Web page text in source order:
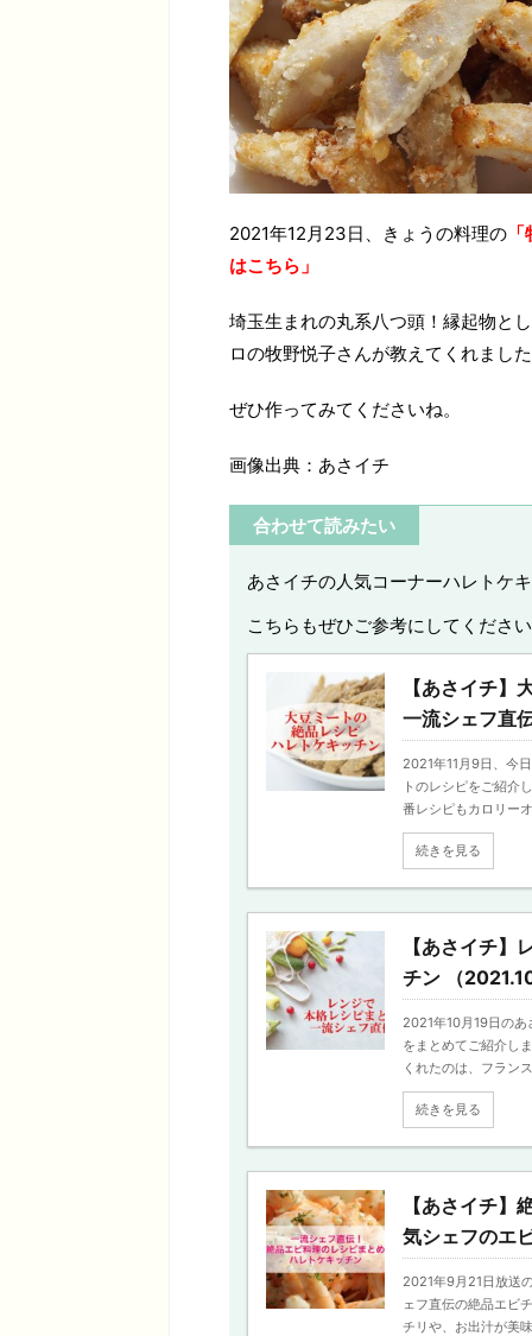
2021年12月23日、きょうの料理の
はこちら」
埼玉生まれの丸系八つ頭！縁起物と
ロの牧野悦子さんが教えてくれました
ぜひ作ってみてくださいね。
画像出典：あさイチ
合わせて読みたい
あさイチの人気コーナーハレトケ
こちらもぜひご参考にしてください
【あさイチ】
一流シェフ直
2021年11月9日、今
トのレシピをご紹介
番レシピもカロリー
続きを見る
【あさイチ】
チン （
2021年10月19日のあ
をまとめてご紹介し
くれたのは、フラン
続きを見る
【あさイチ】
気シェフのエ
2021年9月21日放送
ェフ直伝の絶品エビ
チリや、お出汁が美